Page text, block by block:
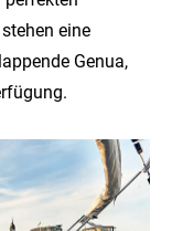
eine
Genua,